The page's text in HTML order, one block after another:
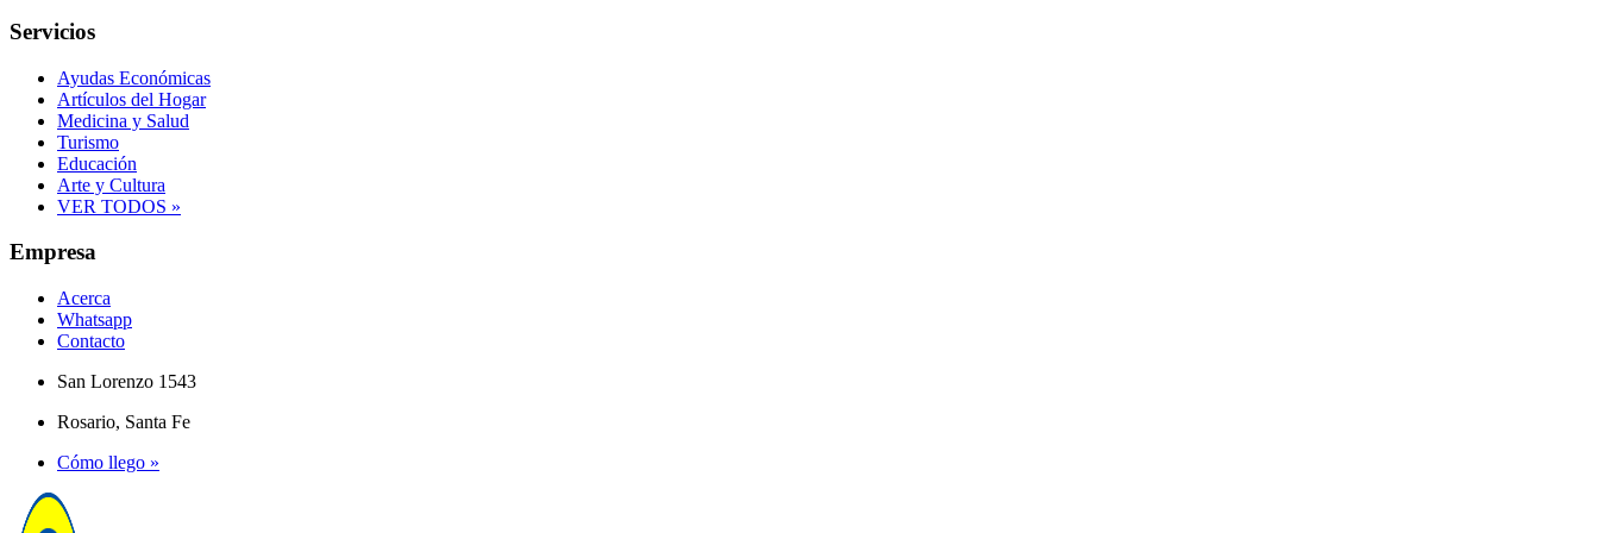
Servicios
Ayudas Económicas
Artículos del Hogar
Medicina y Salud
Turismo
Educación
Arte y Cultura
VER TODOS »
Empresa
Acerca
Whatsapp
Contacto
San Lorenzo 1543
Rosario, Santa Fe
Cómo llego »